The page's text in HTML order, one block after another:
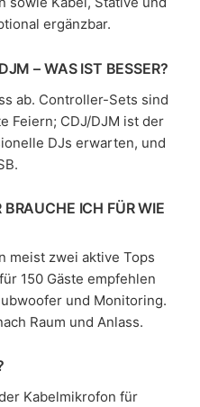
ergänzbar.
– WAS IST BESSER?
ab. Controller-Sets sind
Feiern; CDJ/DJM ist der
DJs erwarten, und
ICH FÜR WIE
meist zwei aktive Tops
150 Gäste empfehlen
und Monitoring.
Raum und Anlass.
Kabelmikrofon für